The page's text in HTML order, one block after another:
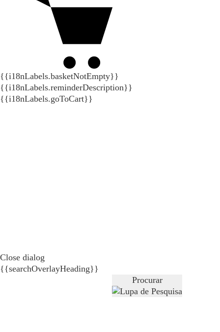
{{i18nLabels.basketNotEmpty}}
{{i18nLabels.reminderDescription}}
{{i18nLabels.goToCart}}
Close dialog
{{searchOverlayHeading}}
Procurar